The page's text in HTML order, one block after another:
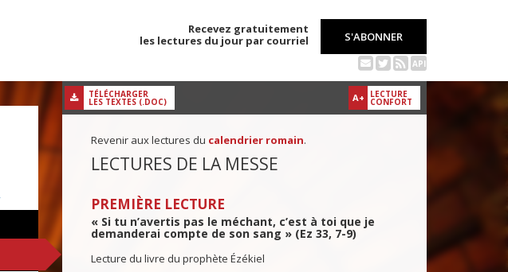
Recevez gratuitement
les lectures du jour par courriel
S'ABONNER
API
A+ LECTURE
CONFORT
TÉLÉCHARGER
LES TEXTES (.DOC)
Revenir aux lectures du calendrier romain.
LECTURES DE LA MESSE
PREMIÈRE LECTURE
« Si tu n’avertis pas le méchant, c’est à toi que je
demanderai compte de son sang » (Ez 33, 7-9)
Lecture du livre du prophète Ézékiel